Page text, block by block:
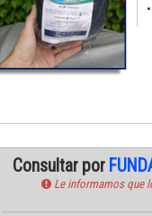
Consultar por
Le informamos que